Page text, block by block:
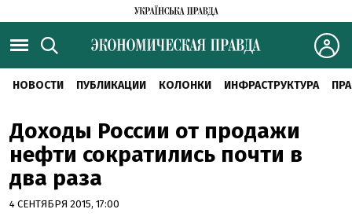
НОВОСТИ ПУБЛИКАЦИИ КОЛОНКИ ИНФРАСТРУКТУРА
Доходы России от продажи
нефти сократились почти в
два раза
4 СЕНТЯБРЯ 2015, 17:00